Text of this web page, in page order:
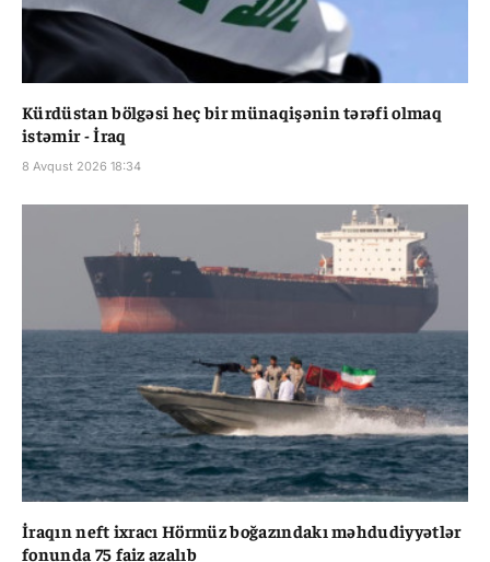
Kürdüstan bölgəsi heç bir münaqişənin tərəfi olmaq
istəmir - İraq
8 Avqust 2026 18:34
İraqın neft ixracı Hörmüz boğazındakı məhdudiyyətlər
fonunda 75 faiz azalıb